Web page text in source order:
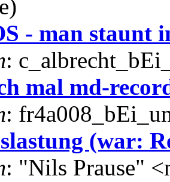
- man staunt
:
mal md-
:
(war:
: "Nils Prause"